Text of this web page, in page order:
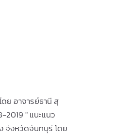
ย อาจารย์ธานี สุ
" แนะแนว
จังหวัดจันทบุรี โดย